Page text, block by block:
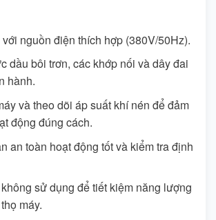
nguồn điện thích hợp (380V/50Hz).
dầu bôi trơn, các khớp nối và dây đai
hành.
và theo dõi áp suất khí nén để đảm
động đúng cách.
an toàn hoạt động tốt và kiểm tra định
sử dụng để tiết kiệm năng lượng
máy.